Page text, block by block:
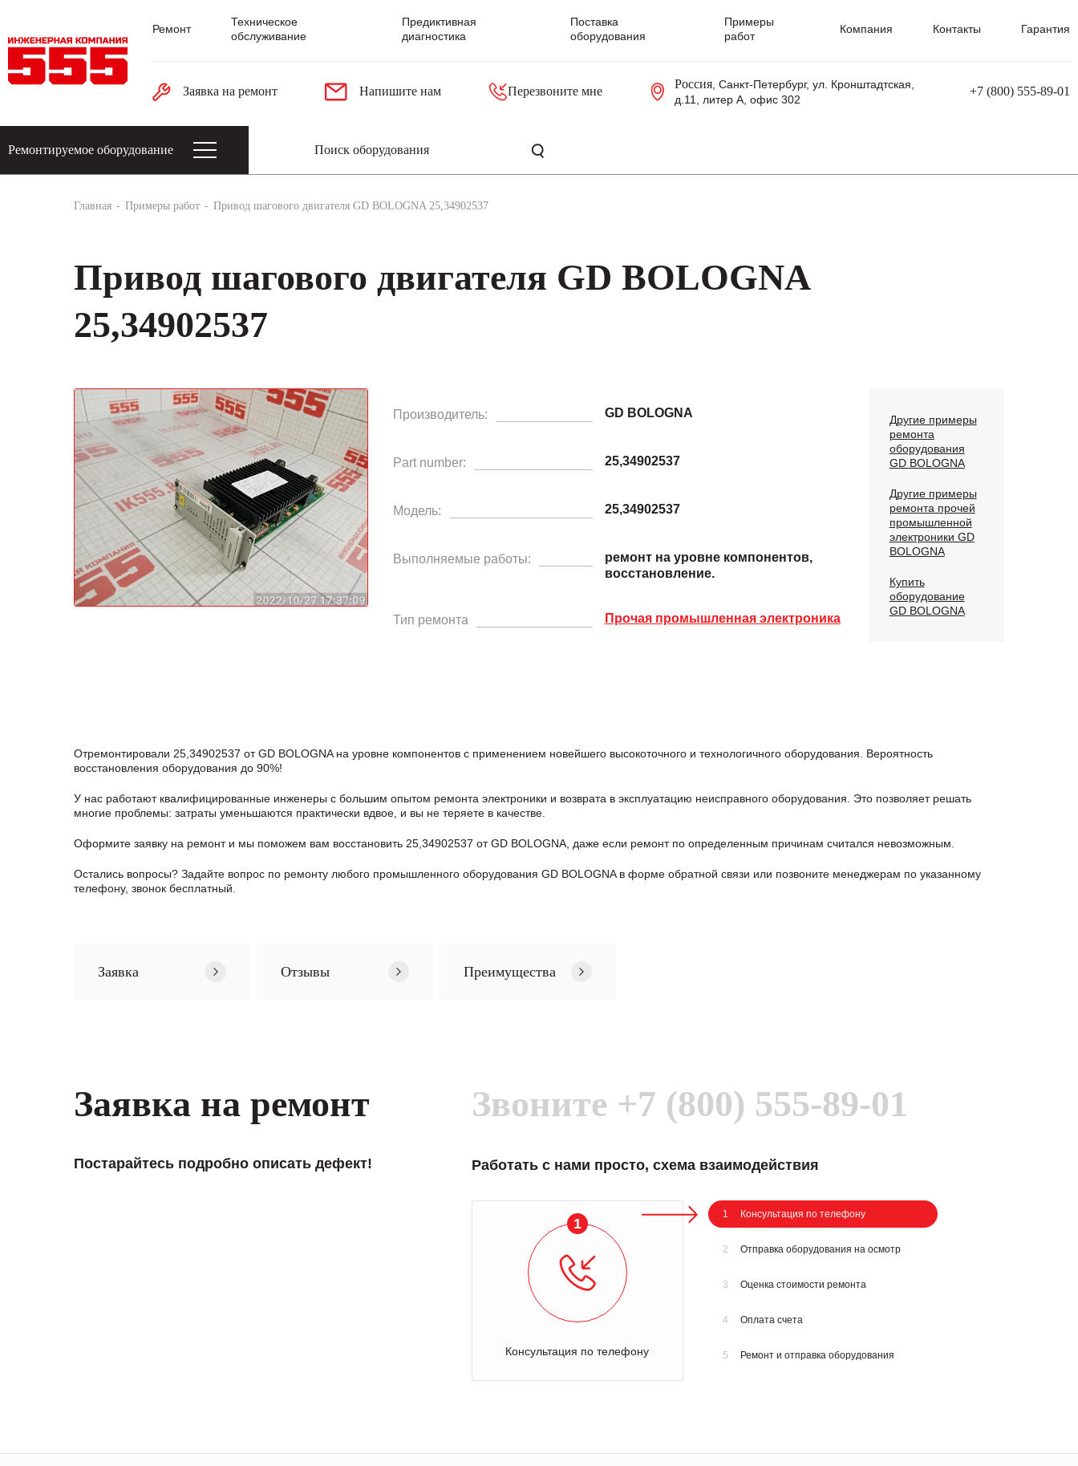
Ремонт
Техническое
обслуживание
Предиктивная
диагностика
Поставка
оборудования
Примеры
работ
Компания Контакты Гарантия
Заявка на ремонт Напишите нам Перезвоните мне
Россия, Санкт-Петербург, ул. Кронштадтская,
д.11, литер А, офис 302
+7 (800) 555-89-01
Ремонтируемое оборудование
Главная Примеры работ Привод шагового двигателя GD BOLOGNA 25,34902537
Привод шагового двигателя GD BOLOGNA
25,34902537
Производитель: GD BOLOGNA
Part number: 25,34902537
Модель: 25,34902537
Выполняемые работы:
ремонт на уровне компонентов,
восстановление.
Тип ремонта Прочая промышленная электроника
Другие примеры
ремонта
оборудования
GD BOLOGNA
Другие примеры
ремонта прочей
промышленной
электроники GD
BOLOGNA
Купить
оборудование
GD BOLOGNA
Отремонтировали 25,34902537 от GD BOLOGNA на уровне компонентов с применением новейшего высокоточного и технологичного оборудования. Вероятность
восстановления оборудования до 90%!
У нас работают квалифицированные инженеры с большим опытом ремонта электроники и возврата в эксплуатацию неисправного оборудования. Это позволяет решать
многие проблемы: затраты уменьшаются практически вдвое, и вы не теряете в качестве.
Оформите заявку на ремонт и мы поможем вам восстановить 25,34902537 от GD BOLOGNA, даже если ремонт по определенным причинам считался невозможным.
Остались вопросы? Задайте вопрос по ремонту любого промышленного оборудования GD BOLOGNA в формe обратной связи или позвоните менеджерам по указанному
телефону, звонок бесплатный.
Заявка Отзывы Преимущества
Заявка на ремонт
Постарайтесь подробно описать дефект!
Звоните +7 (800) 555-89-01
Работать с нами просто, схема взаимодействия
1
Консультация по телефону
1 Консультация по телефону
2 Отправка оборудования на осмотр
3 Оценка стоимости ремонта
4 Оплата счета
5 Ремонт и отправка оборудования